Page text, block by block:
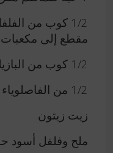
1/2 كوب من
مقطع إلى مكعبات
1/2 كوب من البازيلاء
1/2 من الفاصلوياء الخضراء
زيت زيتون
ملح وفلفل أسود